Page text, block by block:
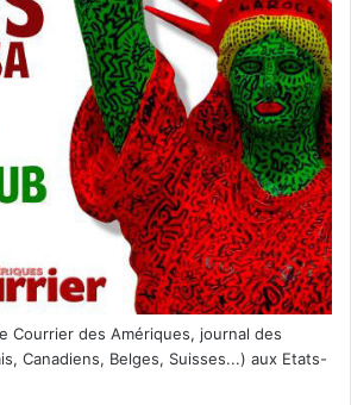
Courrier des Amériques, journal des
Canadiens, Belges, Suisses...) aux Etats-